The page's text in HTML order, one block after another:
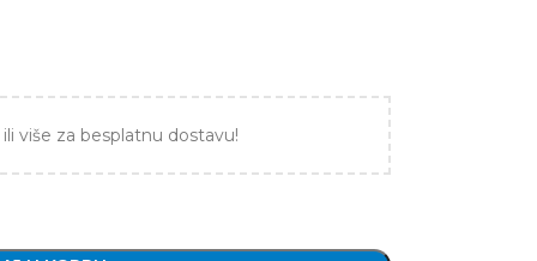
ili više za besplatnu dostavu!